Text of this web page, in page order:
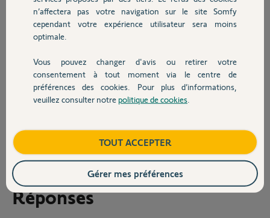
Devis avec un pro
Contact
Mon but c'est d'acheter la version plus récente/performante.
il y a presque 2 ans
Participer au fil de discussion
Réponses
n’affectera pas votre navigation sur le site Somfy
cependant votre expérience utilisateur sera moins
optimale.
Vous pouvez changer d'avis ou retirer votre
consentement à tout moment via le centre de
préférences des cookies. Pour plus d’informations,
veuillez consulter notre politique de cookies
TOUT ACCEPTER
Gérer mes préférences